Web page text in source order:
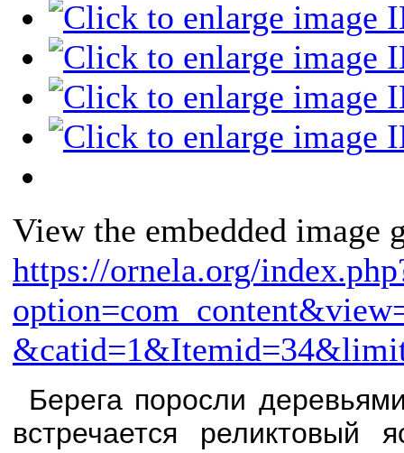
View the embedded image
https://ornela.org/
Берега поросли
встречается реликтовый